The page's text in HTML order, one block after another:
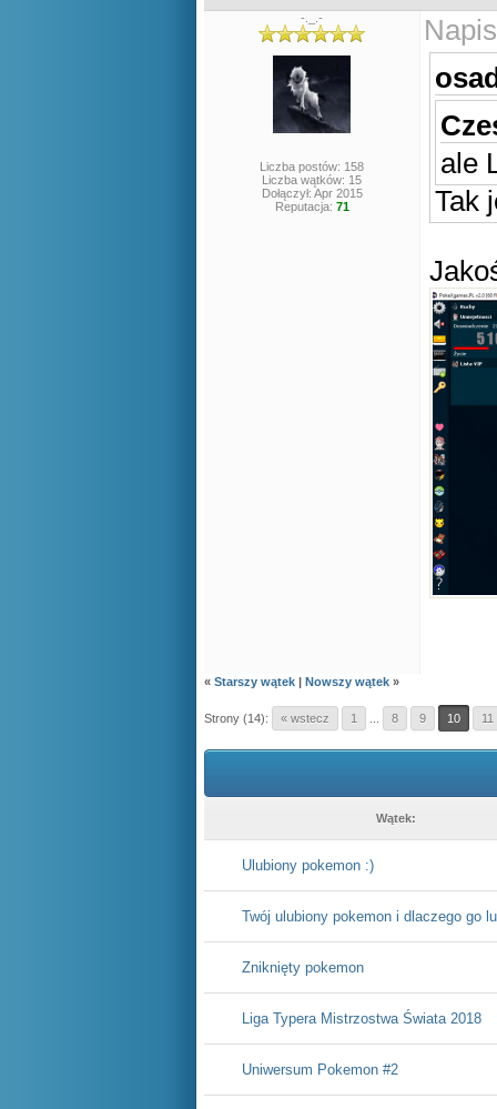
-._.-
Liczba postów: 158
Liczba wątków: 15
Dołączył: Apr 2015
Reputacja: 71
ale
Tak
« Starszy wątek | Nowszy wątek »
Strony (14): « wstecz 1 8 9 10 11
Wątek:
Ulubiony pokemon :)
Twój ulubiony pokemon i dlaczego go
Zniknięty pokemon
Liga Typera Mistrzostwa Świata 2018
Uniwersum Pokemon #2